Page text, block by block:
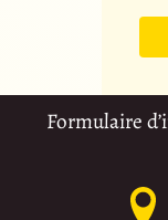
Formulaire